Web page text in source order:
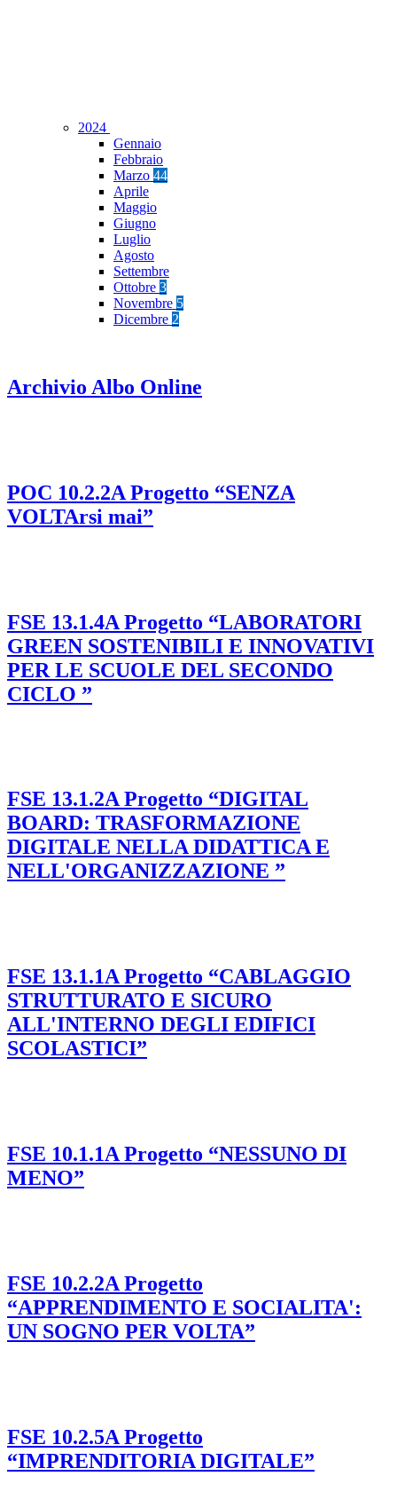
2024
Gennaio
Febbraio
Marzo 44
Aprile
Maggio
Giugno
Luglio
Agosto
Settembre
Ottobre 3
Novembre 5
Dicembre 2
Archivio Albo Online
POC 10.2.2A Progetto “SENZA
VOLTArsi mai”
FSE 13.1.4A Progetto “LABORATORI
GREEN SOSTENIBILI E INNOVATIVI
PER LE SCUOLE DEL SECONDO
CICLO ”
FSE 13.1.2A Progetto “DIGITAL
BOARD: TRASFORMAZIONE
DIGITALE NELLA DIDATTICA E
NELL'ORGANIZZAZIONE ”
FSE 13.1.1A Progetto “CABLAGGIO
STRUTTURATO E SICURO
ALL'INTERNO DEGLI EDIFICI
SCOLASTICI”
FSE 10.1.1A Progetto “NESSUNO DI
MENO”
FSE 10.2.2A Progetto
“APPRENDIMENTO E SOCIALITA':
UN SOGNO PER VOLTA”
FSE 10.2.5A Progetto
“IMPRENDITORIA DIGITALE”